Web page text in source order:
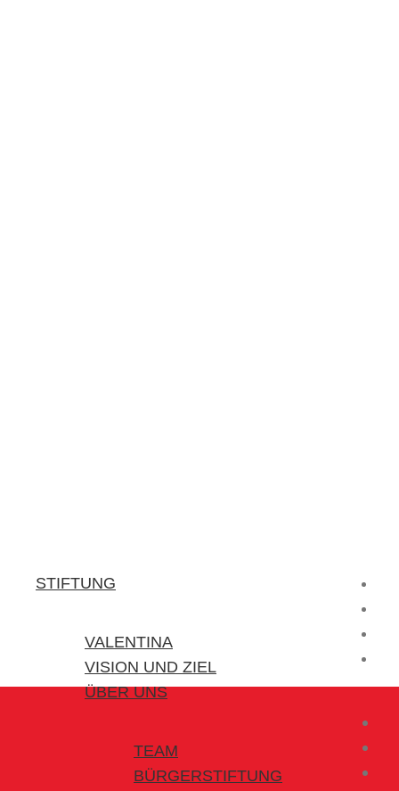
STIFTUNG
VALENTINA
VISION UND ZIEL
ÜBER UNS
TEAM
BÜRGERSTIFTUNG